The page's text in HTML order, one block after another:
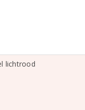
lichtrood